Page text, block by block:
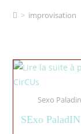
> improvisation
Sexo
SExo